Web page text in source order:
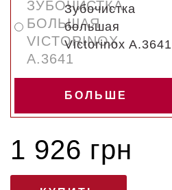
Зубочистка
большая
Victorinox A.3641
БОЛЬШЕ
1 926 грн